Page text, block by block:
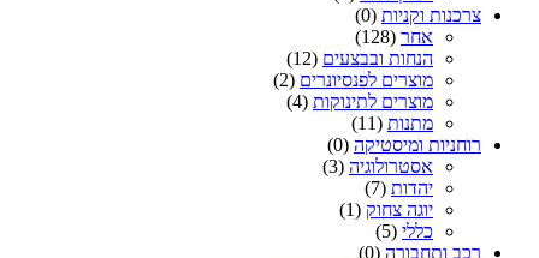
צרכנות וקניות (0)
אחר (128)
הנחות ובבצעים (12)
מוצרים לפנסיונרים (2)
מוצרים לתינוקות (4)
מתנות (11)
רוחניות ומיסטיקה (0)
אסטרולוגיה (3)
יהדות (7)
יוגה צחוק (1)
כללי (5)
רכב ותחבורה (0)